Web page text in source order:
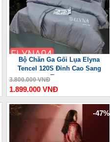
Bộ Chăn Ga Gối Lụa Elyna
Tencel 120S Đỉnh Cao Sang
Trọng
3.800.000 VNĐ
1.899.000 VNĐ
-47%